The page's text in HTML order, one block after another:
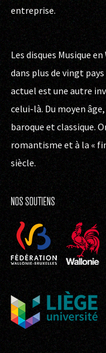
entreprise.
Les disques Musique
dans plus de vingt
actuel est une autre
celui-là. Du moyen
baroque et classique.
romantisme et à la «
siècle.
NOS SOUTIENS